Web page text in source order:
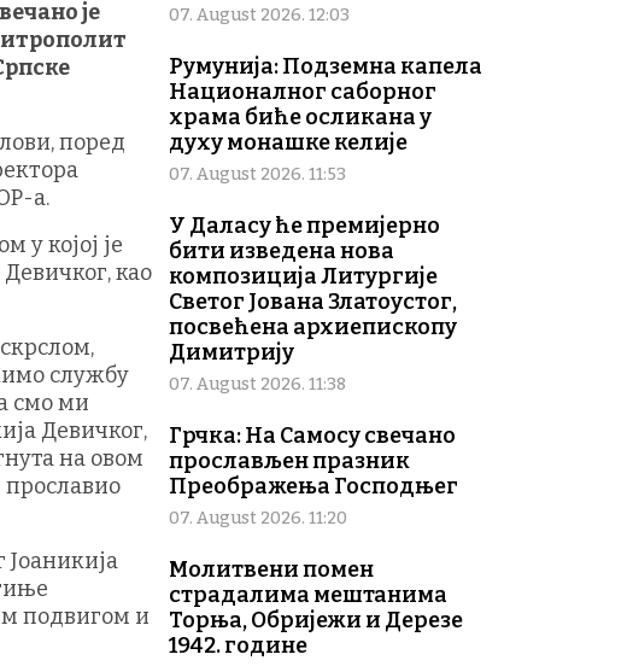
је
поред
а.
у којој је
као
службу
смо ми
Девичког,
на овом
прославио
Јоаникија
подвигом и
07. August 2026. 12:03
Румунија: Подземна капела
Националног саборног
храма биће осликана у
духу монашке келије
07. August 2026. 11:53
У Даласу ће премијерно
бити изведена нова
композиција Литургије
Светог Јована Златоустог,
посвећена архиепископу
Димитрију
07. August 2026. 11:38
Грчка: На Самосу свечано
прослављен празник
Преображења Господњег
07. August 2026. 11:20
Молитвени помен
страдалима мештанима
Торња, Обријежи и Дерезе
1942. године